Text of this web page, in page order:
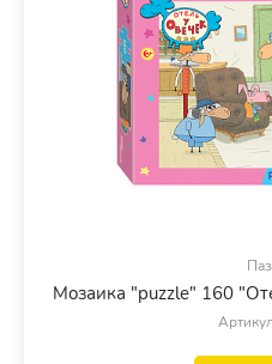
Мозаика "puzzle" 160